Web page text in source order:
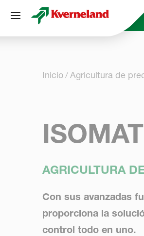
Inicio Agricultura de
AGRICULTURA
Con sus avanzadas
proporciona la
control todo en uno.
Panel de gestión de cookies